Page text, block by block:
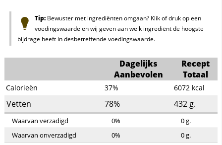
Tip:Bewuster met ingrediënten omgaan? Klik of druk op een
voedingswaarde en wij geven aan welk ingrediënt de hoogste
bijdrage heeft in desbetreffende voedingswaarde.
Dagelijks
Aanbevolen
Recept
Totaal
Calorieën 37% 6072 kcal
Vetten 78% 432 g.
Waarvan verzadigd 0% 0g.
Waarvan onverzadigd
0% 0g.